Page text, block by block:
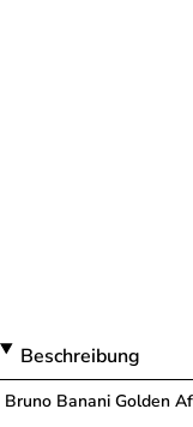
Beschreibung
Bruno Banani Golden